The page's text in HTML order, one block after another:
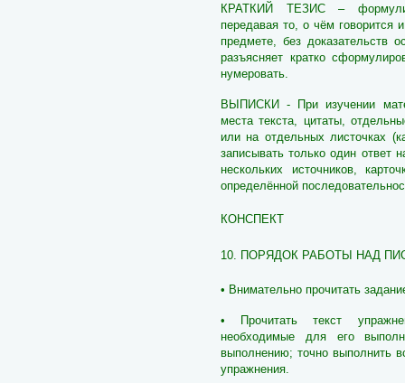
КРАТКИЙ ТЕЗИС –
передавая то, о чём говорится
предмете, без доказательств
разъясняет кратко
нумеровать.
ВЫПИСКИ - При изучении
места текста, цитаты,
или на отдельных листочках
записывать только один ответ
нескольких источников,
определённой
КОНСПЕКТ
10. ПОРЯДОК РАБОТЫ НАД
• Внимательно прочитать
• Прочитать текст
необходимые для его
выполнению; точно выполнить
упражнения.